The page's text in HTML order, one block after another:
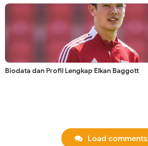
Biodata dan Profil Lengkap Elkan Baggott
Load comments